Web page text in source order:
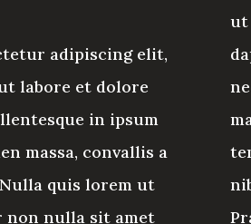
adipiscing elit,
labore et dolore
in ipsum
massa, convallis a
quis lorem ut
non nulla sit amet
ut